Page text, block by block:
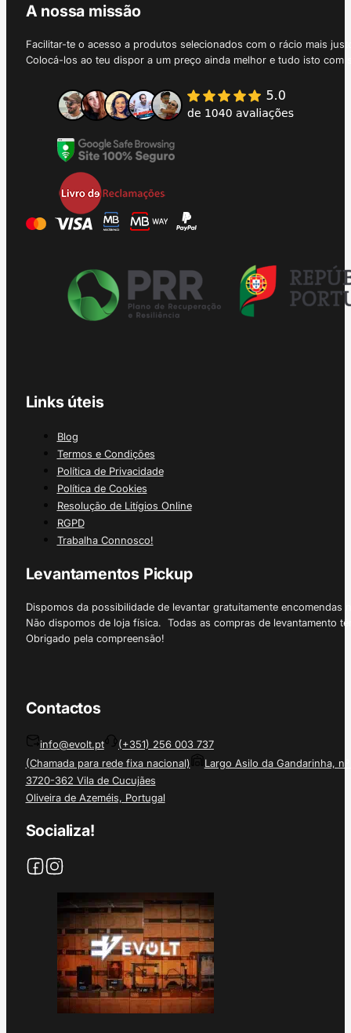
A nossa missão
Facilitar-te o acesso a produtos selecionados com o rácio mais
Colocá-los ao teu dispor a um preço ainda melhor e tudo isto
Links úteis
Blog
Termos e Condições
Política de Privacidade
Política de Cookies
Resolução de Litígios Online
RGPD
Trabalha Connosco!
Levantamentos Pickup
Dispomos da possibilidade de levantar gratuitamente
Não dispomos de loja física. Todas as compras de levantamento
Obrigado pela compreensão!
Contactos
info@evolt.pt
(+351) 256 003 737
(Chamada para rede fixa nacional)
Largo Asilo da Gandarinha, nº
3720-362 Vila de Cucujães
Oliveira de Azeméis, Portugal
Socializa!